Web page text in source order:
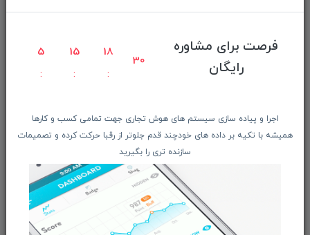
فرصت برای مشاوره
رایگان
5 15 18
30
اجرا و پیاده سازی سیستم های هوش تجاری جهت تمامی کسب و کارها
همیشه با تکیه بر داده های خودچند قدم جلوتر از رقبا حرکت کرده و تصمیمات
سازنده تری را بگیرید
دسترسی سریع
صفحه ابتدایی سایت
معرفـــی همکــاران
حــــریم خصوصـی
پیگیری مرسوله پستی